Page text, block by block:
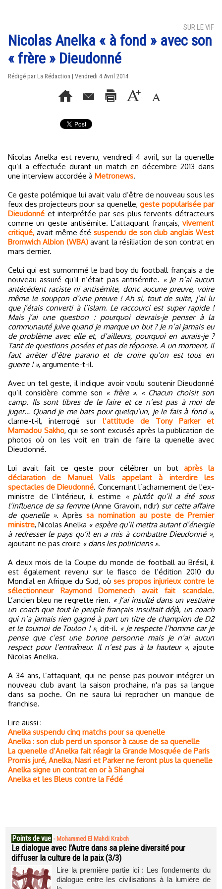
SUR LE VIF
Nicolas Anelka « à fond » avec son
« frère » Dieudonné
Rédigé par La Rédaction | Vendredi 4 Avril 2014
Nicolas Anelka est revenu, vendredi 4 avril, sur la quenelle
qu’il a effectuée durant un match en décembre 2013 dans
une interview accordée à Metronews.
Ce geste polémique lui avait valu d’être de nouveau sous les
feux des projecteurs pour sa quenelle, geste popularisée par
Dieudonné et interprétée par ses plus fervents détracteurs
comme un geste antisémite. L’attaquant français, vivement
critiqué, avait même étésuspendu de son club anglais West
Bromwich Albion (WBA)avant la résiliation de son contrat en
mars dernier.
Celui qui est surnommé le bad boy du football français a de
nouveau assuré qu’il n’était pas antisémite. « Je n’ai aucun
antécédent raciste ni antisémite, donc aucune preuve, voire
même le soupçon d’une preuve ! Ah si, tout de suite, j’ai lu
que j’étais converti à l’islam. Le raccourci est super rapide !
Mais j’ai une question : pourquoi devrais-je penser à la
communauté juive quand je marque un but ? Je n’ai jamais eu
de problème avec elle et, d’ailleurs, pourquoi en aurais-je ?
Tant de questions posées et pas de réponse. A un moment, il
faut arrêter d’être parano et de croire qu’on est tous en
guerre ! », argumente-t-il.
Avec un tel geste, il indique avoir voulu soutenir Dieudonné
qu’il considère comme son « frère ». « Chacun choisit son
camp. Ils sont libres de le faire et ce n’est pas à moi de
juger… Quand je me bats pour quelqu’un, je le fais à fond »,
clame-t-il, interrogé sur l’attitude de Tony Parker et
Mamadou Sakho, qui se sont excusés après la publication de
photos où on les voit en train de faire la quenelle avec
Dieudonné.
Lui avait fait ce geste pour célébrer un but après la
déclaration de Manuel Valls appelant à interdire les
spectacles de Dieudonné. Concernant l’acharnement de l'ex-
ministre de l’Intérieur, il estime
« plutôt qu’il a été sous
l’influence de sa femme(Anne Gravoin, ndlr) sur cette affaire
de quenelle ». Aprèssa nomination au poste de Premier
ministre, Nicolas Anelka « espère qu’il mettra autant d’énergie
à redresser le pays qu’il en a mis à combattre Dieudonné »,
ajoutant ne pas croire « dans les politiciens ».
A deux mois de la Coupe du monde de football au Brésil, il
est également revenu sur le fiasco de l’édition 2010 du
Mondial en Afrique du Sud, où ses propos injurieux contre le
sélectionneur Raymond Domenech avait fait scandale.
L’ancien bleu ne regrette rien. « J’ai insulté dans un vestiaire
un coach que tout le peuple français insultait déjà, un coach
qui n’a jamais rien gagné à part un titre de champion de D2
et le tournoi de Toulon ! », dit-il. « Je respecte l’homme car je
pense que c’est une bonne personne mais je n’ai aucun
respect pour l’entraîneur. Il n’est pas à la hauteur », ajoute
Nicolas Anelka.
A 34 ans, l’attaquant, qui ne pense pas pouvoir intégrer un
nouveau club avant la saison prochaine, n'a pas sa langue
dans sa poche. On ne saura lui reprocher un manque de
franchise.
Lire aussi :
Anelka suspendu cinq matchs pour sa quenelle
Anelka : son club perd un sponsor à cause de sa quenelle
La quenelle d’Anelka fait réagir la Grande Mosquée de Paris
Promis juré, Anelka, Nasri et Parker ne feront plus la quenelle
Anelka signe un contrat en or à Shanghai
Anelka et les Bleus contre la Fédé
Points de vue - Mohammed El Mahdi Krabch
Le dialogue avec l’Autre dans sa pleine diversité pour
diffuser la culture de la paix (3/3)
Lire la première partie ici : Les fondements du
dialogue entre les civilisations à la lumière de